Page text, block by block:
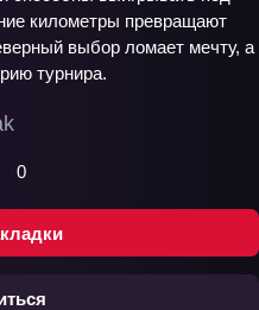
0
километры превращают
выбор ломает мечту, а
турнира.